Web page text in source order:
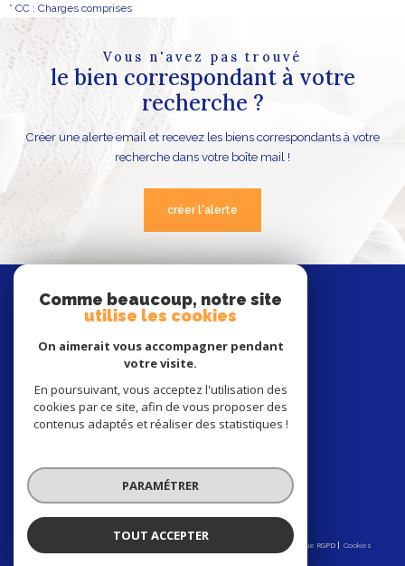
* CC : Charges comprises
Vous n'avez pas trouvé
le bien correspondant à votre
recherche ?
Créer une alerte email et recevez les biens correspondants à votre
recherche dans votre boîte mail !
créer l'alerte
suivre
nous
adhérons
© 2026 | Tous droits réservés | Traduction powered by Google |
Politique RGPD Cookies
Comme beaucoup, notre site
utilise les cookies
On aimerait vous accompagner pendant
votre visite.
En poursuivant, vous acceptez l'utilisation des
cookies par ce site, afin de vous proposer des
contenus adaptés et réaliser des statistiques !
PARAMÉTRER
TOUT ACCEPTER